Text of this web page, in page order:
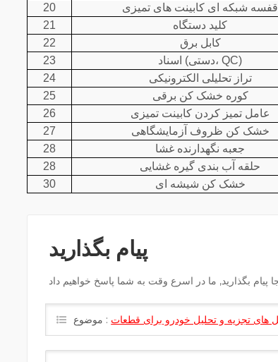
20
قفسه شبکه ای کابینت های تمیزی
21
کلید دستگاه
22
کابل برق
23
اسناد (دستی، QC)
24
تراز تحلیلی الکترونیکی
25 کوره خشک کن برقی
26
عامل تمیز کردن کابینت تمیزی
27
خشک کن ظروف آزمایشگاهی
28
جعبه نگهدارنده غشا
28
حلقه آب بندی گیره غشایی
30
خشک کن شیشه ای
پیام بگذارید
موضوع :